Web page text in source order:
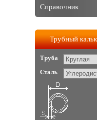
Справочник
Трубный
Труба
Сталь